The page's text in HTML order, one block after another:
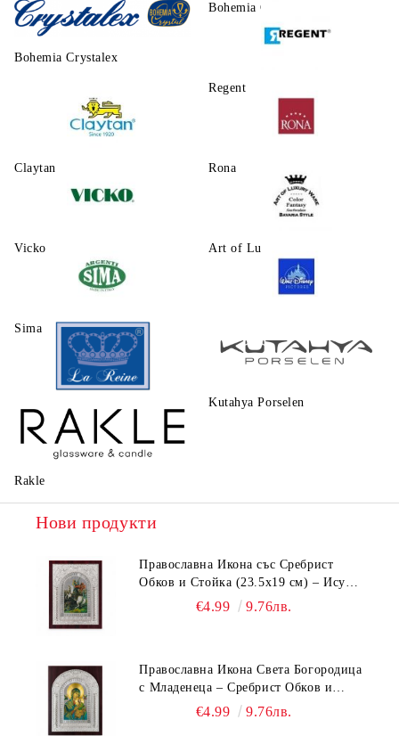
Morello Bohemia Crystalite
Bohemia Crystalex
Regent
Claytаn Rona
Vicko Art of Luxury Ware
Sima
La Reine Kutahya Porselen
Rakle
Нови продукти
Православна Икона със Сребрист
Обков и Стойка (23.5х19 см) – Исус
Христос, Св. Георги, Св. Николай
€4.99 9.76лв.
Православна Икона Света Богородица
с Младенеца – Сребрист Обков и
Стойка (23.5х19 см, 6 Модела)
€4.99 9.76лв.